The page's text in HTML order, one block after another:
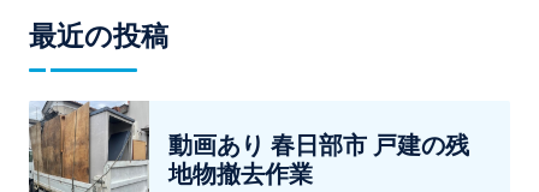
最近の投稿
動画あり 春日部市 戸建の残
地物撤去作業